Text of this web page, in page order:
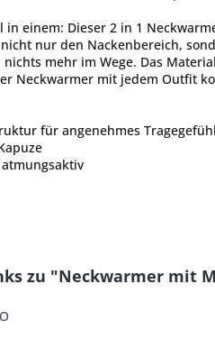
in einem: Dieser 2 in 1
nur den Nackenbereich,
mehr im Wege. Das
Neckwarmer mit jedem Outfit
für angenehmes Tragegefühl
zu "Neckwarmer mit